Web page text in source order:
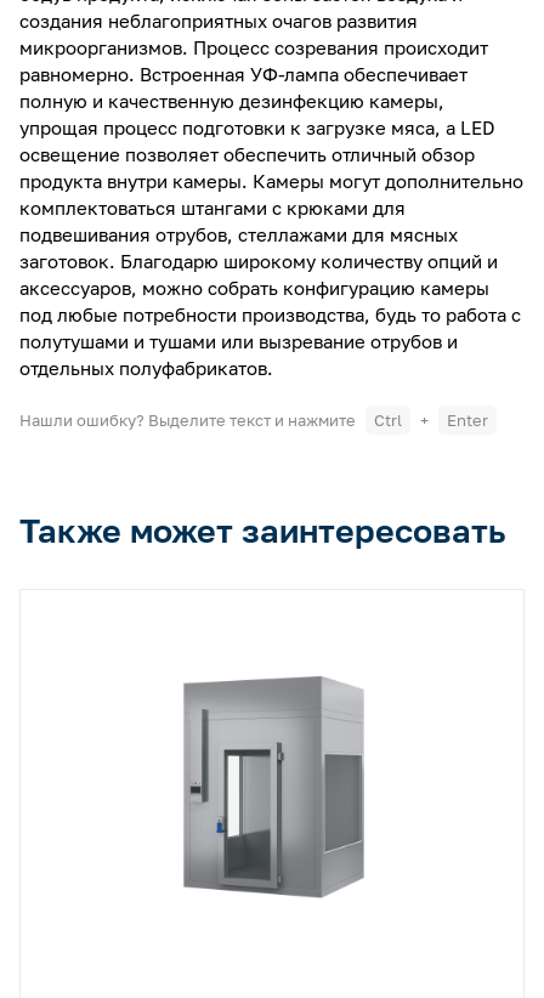
создания неблагоприятных очагов развития
микроорганизмов. Процесс созревания происходит
равномерно. Встроенная УФ-лампа обеспечивает
полную и качественную дезинфекцию камеры,
упрощая процесс подготовки к загрузке мяса, а LED
освещение позволяет обеспечить отличный обзор
продукта внутри камеры. Камеры могут дополнительно
комплектоваться штангами с крюками для
подвешивания отрубов, стеллажами для мясных
заготовок. Благодарю широкому количеству опций и
аксессуаров, можно собрать конфигурацию камеры
под любые потребности производства, будь то работа с
полутушами и тушами или вызревание отрубов и
отдельных полуфабрикатов.
Нашли ошибку? Выделите текст и нажмите Ctrl + Enter
Также может заинтересовать